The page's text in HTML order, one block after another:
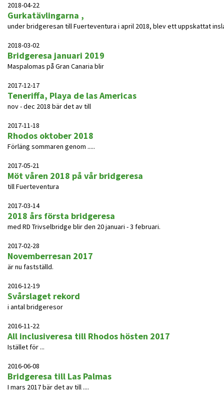
2018-04-22
Gurkatävlingarna ,
under bridgeresan till Fuerteventura i april 2018, blev ett uppskattat
2018-03-02
Bridgeresa januari 2019
Maspalomas på Gran Canaria blir
2017-12-17
Teneriffa, Playa de las Americas
nov - dec 2018 bär det av till
2017-11-18
Rhodos oktober 2018
Förläng sommaren genom .....
2017-05-21
Möt våren 2018 på vår bridgeresa
till Fuerteventura
2017-03-14
2018 års första bridgeresa
med RD Trivselbridge blir den 20 januari - 3 februari.
2017-02-28
Novemberresan 2017
är nu fastställd.
2016-12-19
Svårslaget rekord
i antal bridgeresor
2016-11-22
All inclusiveresa till Rhodos hösten 2017
Istället för ...
2016-06-08
Bridgeresa till Las Palmas
I mars 2017 bär det av till ....